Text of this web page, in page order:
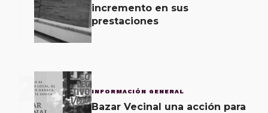
incremento en sus
prestaciones
2 INFORMACIÓN GENERAL
Bazar Vecinal una acción para